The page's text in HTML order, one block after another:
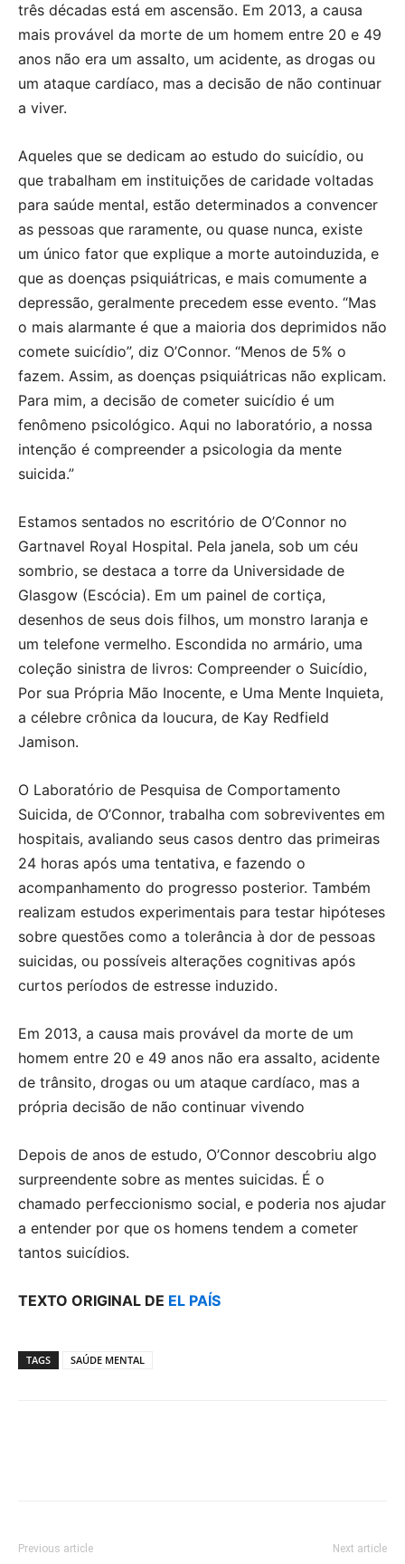
três décadas está em ascensão. Em 2013, a causa
mais provável da morte de um homem entre 20 e 49
anos não era um assalto, um acidente, as drogas ou
um ataque cardíaco, mas a decisão de não continuar
a viver.
Aqueles que se dedicam ao estudo do suicídio, ou
que trabalham em instituições de caridade voltadas
para saúde mental, estão determinados a convencer
as pessoas que raramente, ou quase nunca, existe
um único fator que explique a morte autoinduzida, e
que as doenças psiquiátricas, e mais comumente a
depressão, geralmente precedem esse evento. “Mas
o mais alarmante é que a maioria dos deprimidos não
comete suicídio”, diz O’Connor. “Menos de 5% o
fazem. Assim, as doenças psiquiátricas não explicam.
Para mim, a decisão de cometer suicídio é um
fenômeno psicológico. Aqui no laboratório, a nossa
intenção é compreender a psicologia da mente
suicida.”
Estamos sentados no escritório de O’Connor no
Gartnavel Royal Hospital. Pela janela, sob um céu
sombrio, se destaca a torre da Universidade de
Glasgow (Escócia). Em um painel de cortiça,
desenhos de seus dois filhos, um monstro laranja e
um telefone vermelho. Escondida no armário, uma
coleção sinistra de livros: Compreender o Suicídio,
Por sua Própria Mão Inocente, e Uma Mente Inquieta,
a célebre crônica da loucura, de Kay Redfield
Jamison.
O Laboratório de Pesquisa de Comportamento
Suicida, de O’Connor, trabalha com sobreviventes em
hospitais, avaliando seus casos dentro das primeiras
24 horas após uma tentativa, e fazendo o
acompanhamento do progresso posterior. Também
realizam estudos experimentais para testar hipóteses
sobre questões como a tolerância à dor de pessoas
suicidas, ou possíveis alterações cognitivas após
curtos períodos de estresse induzido.
Em 2013, a causa mais provável da morte de um
homem entre 20 e 49 anos não era assalto, acidente
de trânsito, drogas ou um ataque cardíaco, mas a
própria decisão de não continuar vivendo
Depois de anos de estudo, O’Connor descobriu algo
surpreendente sobre as mentes suicidas. É o
chamado perfeccionismo social, e poderia nos ajudar
a entender por que os homens tendem a cometer
tantos suicídios.
TEXTO ORIGINAL DE EL PAÍS
TAGS SAÚDE MENTAL
Previous article Next article